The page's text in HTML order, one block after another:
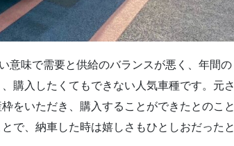
意味で需要と供給のバランスが悪く、年間の
購入したくてもできない人気車種です。元さ
をいただき、購入することができたとのこと
で、納車した時は嬉しさもひとしおだったと